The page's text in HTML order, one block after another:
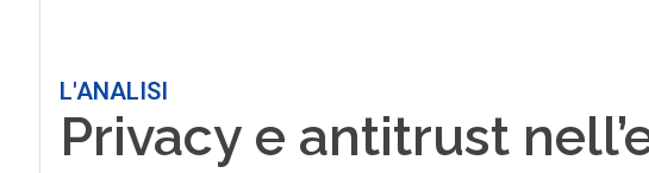
L'ANALISI
Privacy e antitrust